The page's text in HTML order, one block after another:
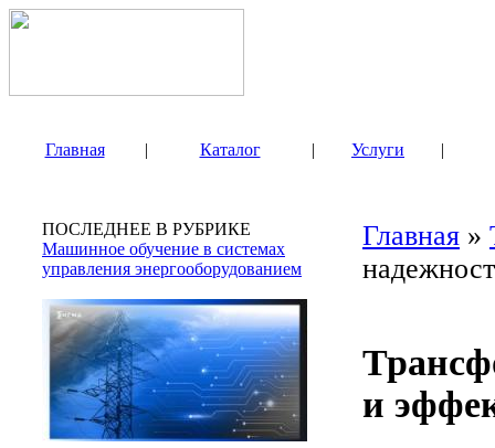
Главная | Каталог | Услуги |
ПОСЛЕДНЕЕ В РУБРИКЕ
Машинное обучение в системах
управления энергооборудованием
Главная »
и